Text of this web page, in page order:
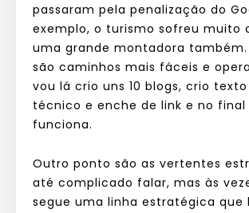
passaram pela penalização do
exemplo, o turismo sofreu muito
uma grande montadora também.
são caminhos mais fáceis e
vou lá crio uns 10 blogs, crio
técnico e enche de link e no final
funciona.
Outro ponto são as vertentes
até complicado falar, mas às
segue uma linha estratégica que